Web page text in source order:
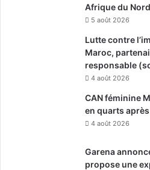
Afrique du
5 août 2026
Lutte contre
Maroc,
responsable
4 août 2026
CAN féminine
en quarts
4 août 2026
Garena
propose une